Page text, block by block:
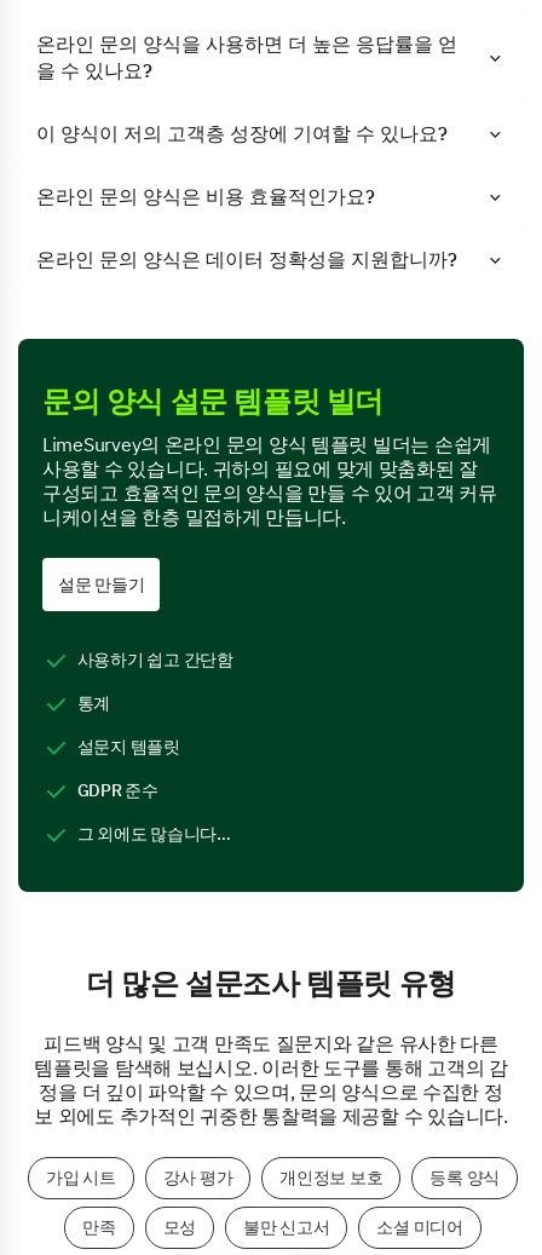
온라인 문의 양식을 사용하면 더 높은 응답률을 얻
을 수 있나요?
이 양식이 저의 고객층 성장에 기여할 수 있나요?
온라인 문의 양식은 비용 효율적인가요?
온라인 문의 양식은 데이터 정확성을 지원합니까?
문의 양식 설문 템플릿 빌더
LimeSurvey의 온라인 문의 양식 템플릿 빌더는 손쉽게
사용할 수 있습니다. 귀하의 필요에 맞게 맞춤화된 잘
구성되고 효율적인 문의 양식을 만들 수 있어 고객 커뮤
니케이션을 한층 밀접하게 만듭니다.
설문 만들기
사용하기 쉽고 간단함
통계
설문지 템플릿
GDPR 준수
그 외에도 많습니다…
더 많은 설문조사 템플릿 유형
피드백 양식 및 고객 만족도 질문지와 같은 유사한 다른
템플릿을 탐색해 보십시오. 이러한 도구를 통해 고객의 감
정을 더 깊이 파악할 수 있으며, 문의 양식으로 수집한 정
보 외에도 추가적인 귀중한 통찰력을 제공할 수 있습니다.
가입 시트 강사 평가 개인정보 보호 등록 양식
만족 모성 불만 신고서 소셜 미디어